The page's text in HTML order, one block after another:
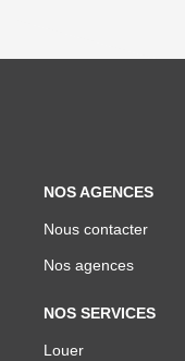
NOS AGENCES
Nous contacter
Nos agences
NOS SERVICES
Louer